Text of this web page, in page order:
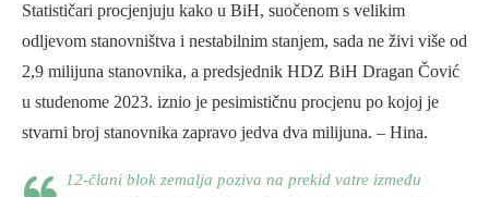
Statističari procjenjuju kako u BiH, suočenom s velikim
odljevom stanovništva i nestabilnim stanjem, sada ne živi više od
2,9 milijuna stanovnika, a predsjednik HDZ BiH Dragan Čović
u studenome 2023. iznio je pesimističnu procjenu po kojoj je
stvarni broj stanovnika zapravo jedva dva milijuna. – Hina.
12-člani blok zemalja poziva na prekid vatre između